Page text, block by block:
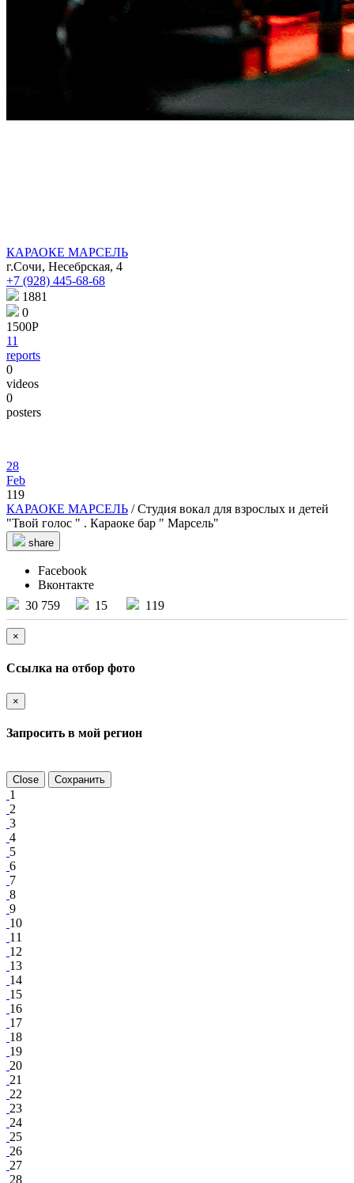
КАРАОКЕ МАРСЕЛЬ
г.Сочи, Несебрская, 4
+7 (928) 445-68-68
1881
0
1500Р
11
reports
0
videos
0
posters
28
Feb
119
КАРАОКЕ МАРСЕЛЬ / Студия вокал для взрослых и детей
"Твой голос " . Караоке бар " Марсель"
share
Facebook
Вконтакте
30 759
15 119
×
Ссылка на отбор фото
×
Запросить в мой регион
Close Сохранить
1
2
3
4
5
6
7
8
9
10
11
12
13
14
15
16
17
18
19
20
21
22
23
24
25
26
27
28